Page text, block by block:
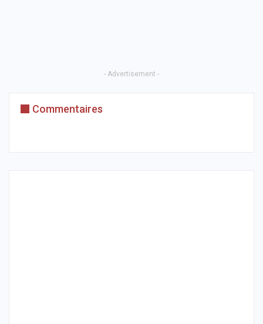
- Advertisement -
Commentaires